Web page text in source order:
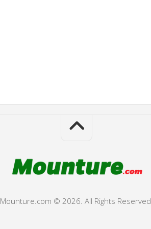
Mounture.com © 2026. All Rights Reserved.